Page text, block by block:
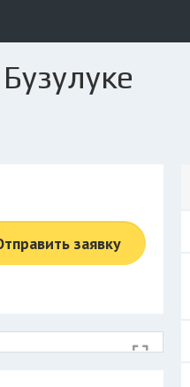
заявку